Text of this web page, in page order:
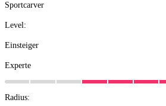
Sportcarver
Level:
Einsteiger
Experte
Radius: